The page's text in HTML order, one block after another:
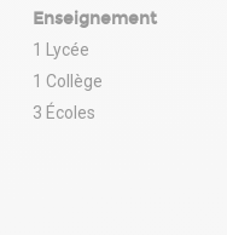
Enseignement
1 Lycée
1 Collège
3 Écoles